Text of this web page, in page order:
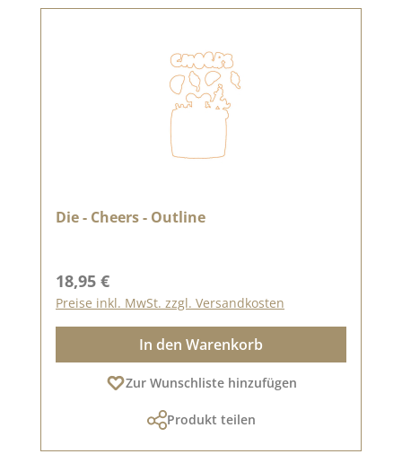
Die - Cheers - Outline
Regulärer Preis:
18,95 €
Preise inkl. MwSt. zzgl. Versandkosten
In den Warenkorb
Zur Wunschliste hinzufügen
Produkt teilen